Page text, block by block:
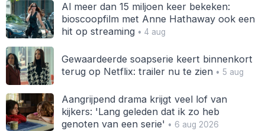
Al meer dan 15 miljoen keer bekeken:
bioscoopfilm met Anne Hathaway ook een
hit op streaming• 4 aug
Gewaardeerde soapserie keert binnenkort
terug op Netflix: trailer nu te zien• 5 aug
Aangrijpend drama krijgt veel lof van
kijkers: 'Lang geleden dat ik zo heb
genoten van een serie' • 6 aug 2026